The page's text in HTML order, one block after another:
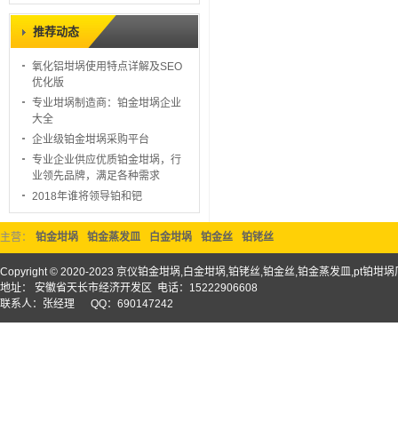
推荐动态
氧化铝坩埚使用特点详解及SEO
优化版
专业坩埚制造商：铂金坩埚企业
大全
企业级铂金坩埚采购平台
专业企业供应优质铂金坩埚，行
业领先品牌，满足各种需求
2018年谁将领导铂和钯
主营： 铂金坩埚 铂金蒸发皿 白金坩埚 铂金丝 铂铑丝
Copyright © 2020-2023 京仪铂金坩埚,白金坩埚,铂铑丝,铂金丝,铂金蒸发皿,pt铂坩埚
地址： 安徽省天长市经济开发区 电话：15222906608
联系人：张经理 QQ：690147242